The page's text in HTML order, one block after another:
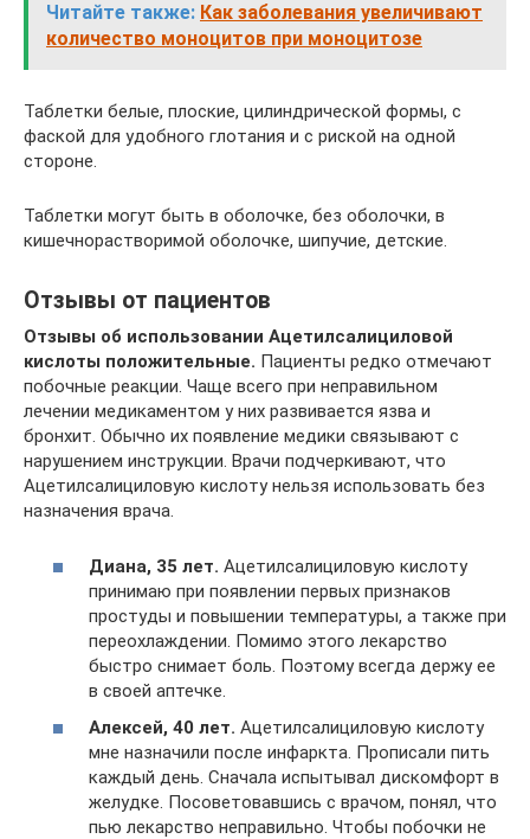
Читайте также: Как заболевания увеличивают
количество моноцитов при моноцитозе
Таблетки белые, плоские, цилиндрической формы, с
фаской для удобного глотания и с риской на одной
стороне.
Таблетки могут быть в оболочке, без оболочки, в
кишечнорастворимой оболочке, шипучие, детские.
Отзывы от пациентов
Отзывы об использовании Ацетилсалициловой
кислоты положительные. Пациенты редко отмечают
побочные реакции. Чаще всего при неправильном
лечении медикаментом у них развивается язва и
бронхит. Обычно их появление медики связывают с
нарушением инструкции. Врачи подчеркивают, что
Ацетилсалициловую кислоту нельзя использовать без
назначения врача.
Диана, 35 лет. Ацетилсалициловую кислоту
принимаю при появлении первых признаков
простуды и повышении температуры, а также при
переохлаждении. Помимо этого лекарство
быстро снимает боль. Поэтому всегда держу ее
в своей аптечке.
Алексей, 40 лет. Ацетилсалициловую кислоту
мне назначили после инфаркта. Прописали пить
каждый день. Сначала испытывал дискомфорт в
желудке. Посоветовавшись с врачом, понял, что
пью лекарство неправильно. Чтобы побочки не